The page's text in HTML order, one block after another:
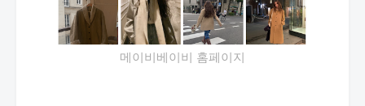
메이비베이비 홈페이지